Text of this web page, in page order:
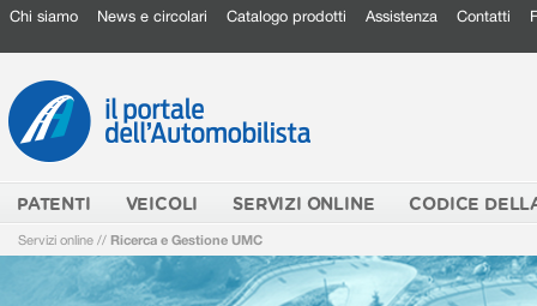
Chi siamo News e circolari Catalogo prodotti Assistenza Contatti
PATENTI VEICOLI SERVIZI ONLINE CODICE
Servizi online // Ricerca e Gestione UMC